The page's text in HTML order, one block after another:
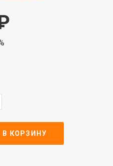
КОРЗИНУ